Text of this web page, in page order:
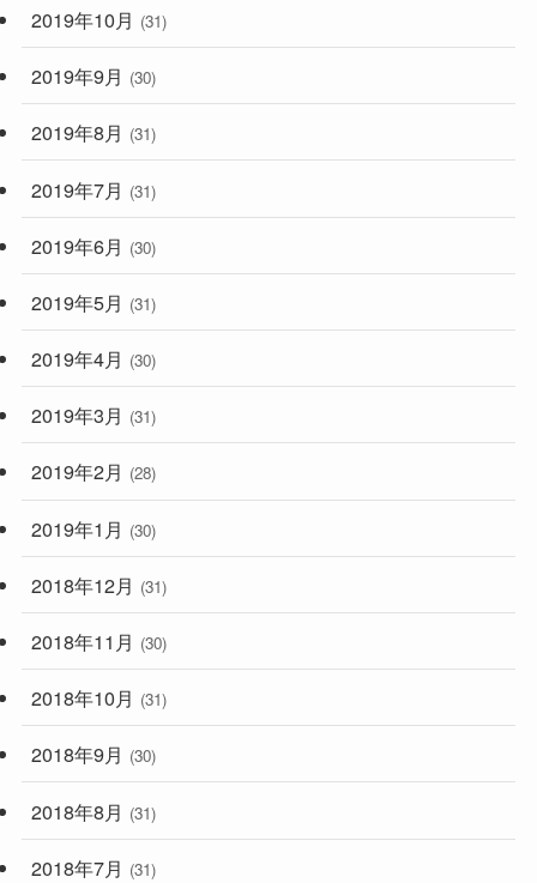
2019年10月 (31)
2019年9月 (30)
2019年8月 (31)
2019年7月 (31)
2019年6月 (30)
2019年5月 (31)
2019年4月 (30)
2019年3月 (31)
2019年2月 (28)
2019年1月 (30)
2018年12月 (31)
2018年11月 (30)
2018年10月 (31)
2018年9月 (30)
2018年8月 (31)
2018年7月 (31)